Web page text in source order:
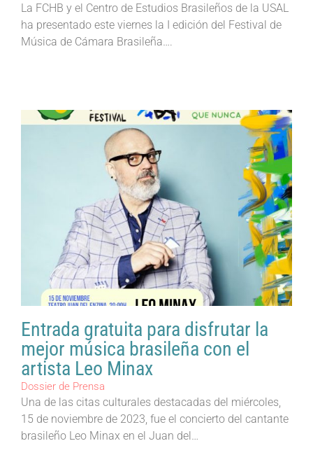
La FCHB y el Centro de Estudios Brasileños de la USAL
ha presentado este viernes la I edición del Festival de
Música de Cámara Brasileña….
Entrada gratuita para disfrutar la
mejor música brasileña con el
artista Leo Minax
Dossier de Prensa
Una de las citas culturales destacadas del miércoles,
15 de noviembre de 2023, fue el concierto del cantante
brasileño Leo Minax en el Juan del…